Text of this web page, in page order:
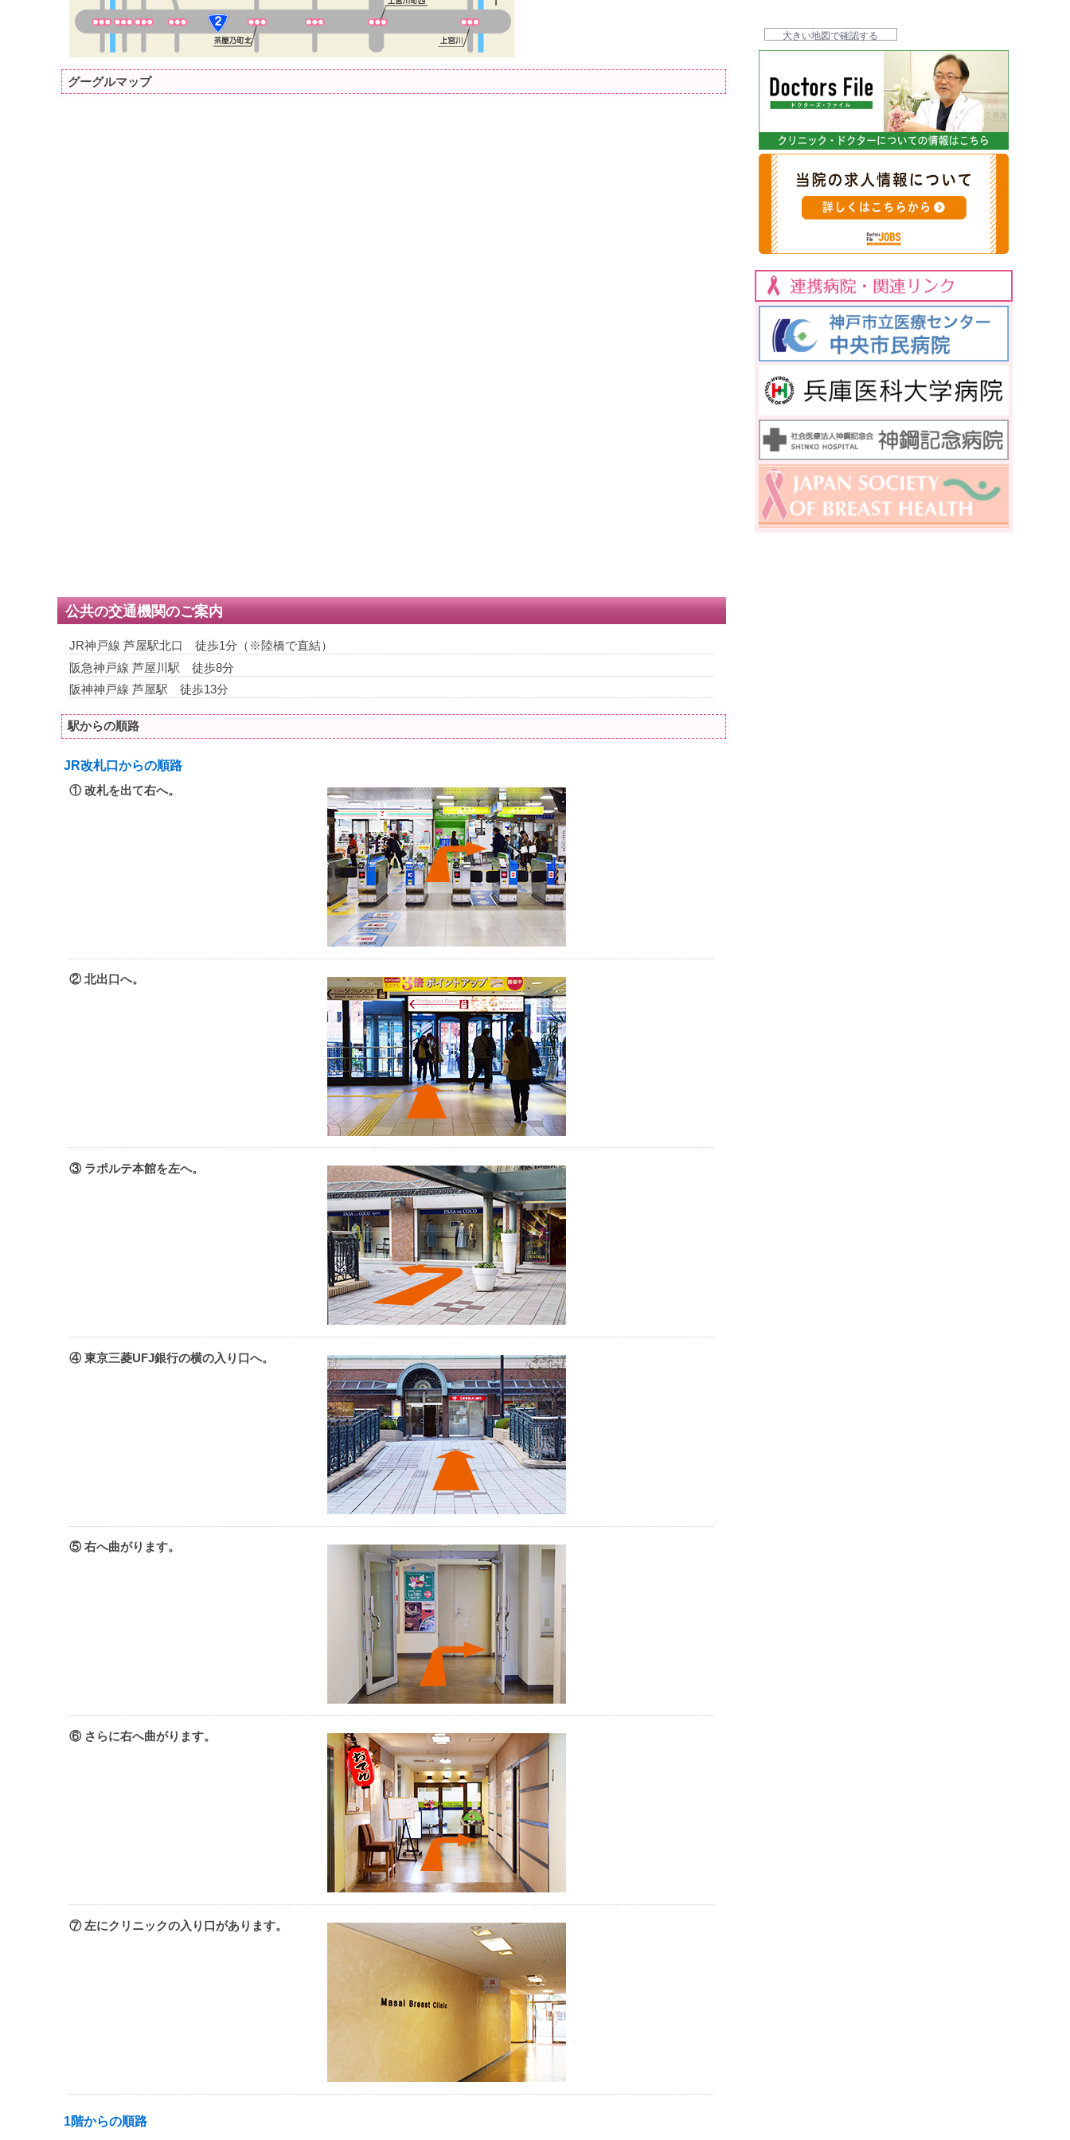
グーグルマップ
公共の交通機関のご案内
JR神戸線 芦屋駅北口 徒歩1分（※陸橋で直結）
阪急神戸線 芦屋川駅 徒歩8分
阪神神戸線 芦屋駅 徒歩13分
駅からの順路
JR改札口からの順路
① 改札を出て右へ。
② 北出口へ。
③ ラポルテ本館を左へ。
④ 東京三菱UFJ銀行の横の入り口へ。
⑤ 右へ曲がります。
⑥ さらに右へ曲がります。
⑦ 左にクリニックの入り口があります。
1階からの順路
大きい地図で確認する